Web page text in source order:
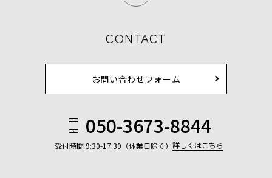
CONTACT
お問い合わせフォーム
050-3673-8844
受付時間 9:30-17:30（休業日除く） 詳しくはこちら